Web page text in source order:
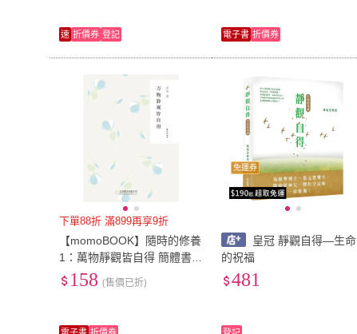
速 折價券 登記 電子書 折價券
下單88折 滿899再享9折
【momoBOOK】隨時的修養
1：萬物靜觀皆自得 簡體書
(電子書)
158 (售價已折)
免運券
皇冠 靜觀自得—生命
的祝福
481